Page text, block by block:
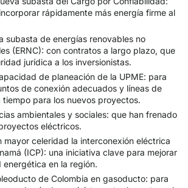
rápidamente más energía firme al
subasta de energías renovables no
(ERNC): con contratos a largo plazo, que
jurídica a los inversionistas.
de planeación de la UPME: para
de conexión adecuados y líneas de
tiempo para los nuevos proyectos.
ambientales y sociales: que han frenado
eléctricos.
mayor celeridad la interconexión eléctrica
(ICP): una iniciativa clave para mejorar
energética en la región.
de Colombia en gasoducto: para